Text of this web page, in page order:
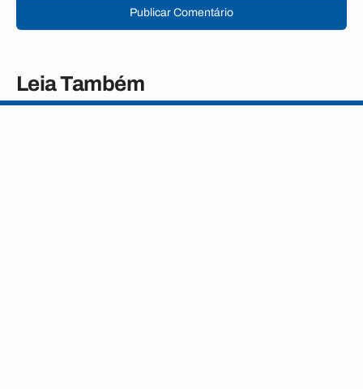
Publicar Comentário
Leia Também